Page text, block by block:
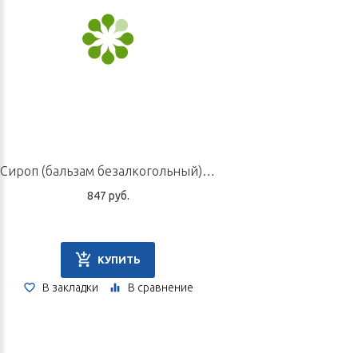
Сироп (бальзам безалкогольный) «Егорий IV», 220 мл
847 руб.
КУПИТЬ
В закладки В сравнение